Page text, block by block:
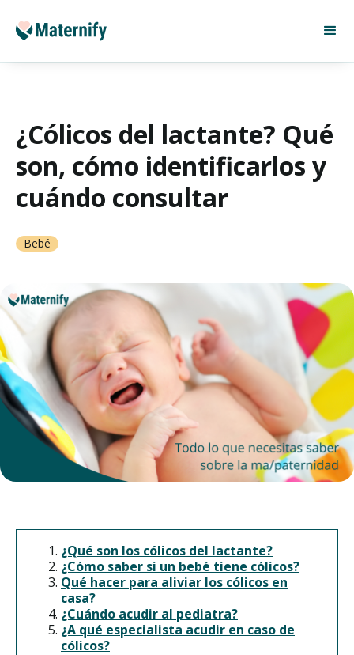
¿Cólicos del lactante? Qué
son, cómo identificarlos y
cuándo consultar
Bebé
¿Qué son los cólicos del lactante?
¿Cómo saber si un bebé tiene cólicos?
Qué hacer para aliviar los cólicos en
casa?
¿Cuándo acudir al pediatra?
¿A qué especialista acudir en caso de
cólicos?